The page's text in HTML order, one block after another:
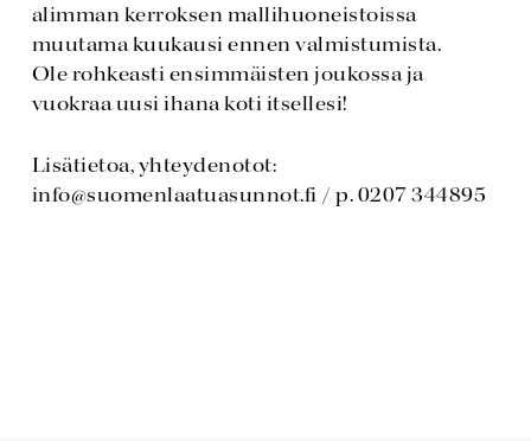
alimman kerroksen mallihuoneistoissa
muutama kuukausi ennen valmistumista.
Ole rohkeasti ensimmäisten joukossa ja
vuokraa uusi ihana koti itsellesi!
Lisätietoa, yhteydenotot:
info@suomenlaatuasunnot.fi / p. 0207 344895